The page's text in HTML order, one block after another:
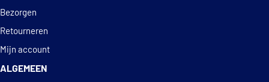
Bezorgen
Retourneren
Mijn account
ALGEMEEN